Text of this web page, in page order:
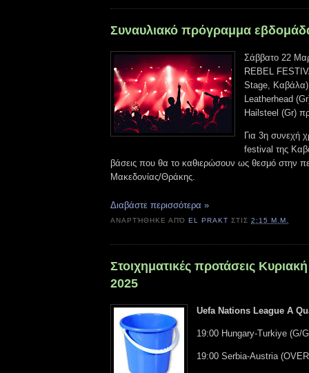
Συναυλιακό πρόγραμμα
Σάββατο 22
REBEL
Stage,
Leatherhead
Hailsteel (Gr)
Για 3η συνεχή
festival της
βάσεις που θα το καθιερώσουν ως θεσμό στην
Μακεδονίας/Θράκης.
Διαβάστε περισσότερα »
ΑΝΑΡΤΉΘΗΚΕ ΑΠΌEL PRAKT ΣΤΙΣ2:15 Μ.Μ.
Στοιχηματικές προτάσεις
2025
Uefa Nations League A
19:00 Hungary-Turkiye (G/
19:00 Serbia-Austria